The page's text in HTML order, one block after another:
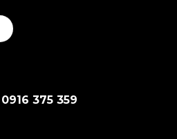
0916 375 359